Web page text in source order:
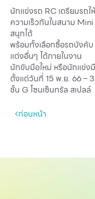
นักแข่งรถ RC เตรียมรถ
ความเร็วกันในสนาม
สนุกได้
พร้อมทั้งเลือกซื้อรถบังคั
แต่งอื่นๆ ได้ภายในงาน
นักขับมือใหม่ หรือนักแข่ง
ตั้งแต่วันที่ 15 พ.ย. 66 –
ชั้น G โซนเซ็นทรัล สเปลล์
ก่อนหน้า